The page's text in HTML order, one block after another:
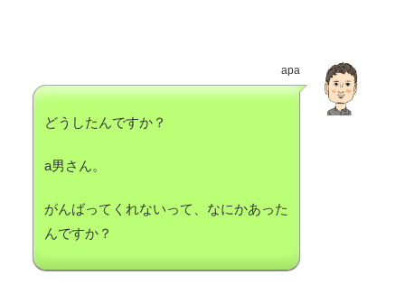
apa
どうしたんですか？
a男さん。
がんばってくれないって、なにかあった
んですか？